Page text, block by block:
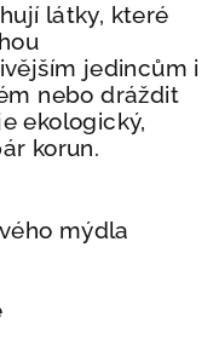
látky, které
jedincům i
nebodráždit
ekologický,
korun.
mýdla